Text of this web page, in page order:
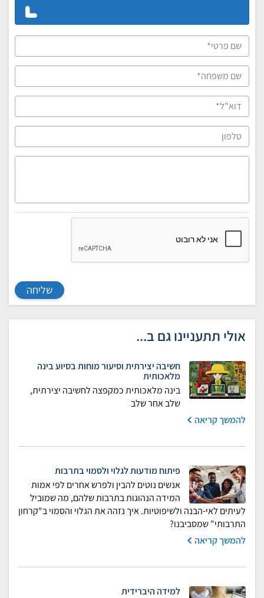
שליחה
אולי תתעניינו גם ב...
חשיבה יצירתית וסיעור מוחות בסיוע בינה
מלאכותית
בינה מלאכותית כמקפצה לחשיבה יצירתית,
שלב אחר שלב
להמשך קריאה
פיתוח מודעות לגלוי ולסמוי בתרבות
אנשים נוטים להבין ולפרש אחרים לפי אמות
המידה הנהוגות בתרבות שלהם, מה שמוביל
לעיתים לאי-הבנה ולשיפוטיות. איך נזהה את הגלוי והסמוי ב"קרחון
התרבותי" שמסביבנו?
להמשך קריאה
למידה היברידית